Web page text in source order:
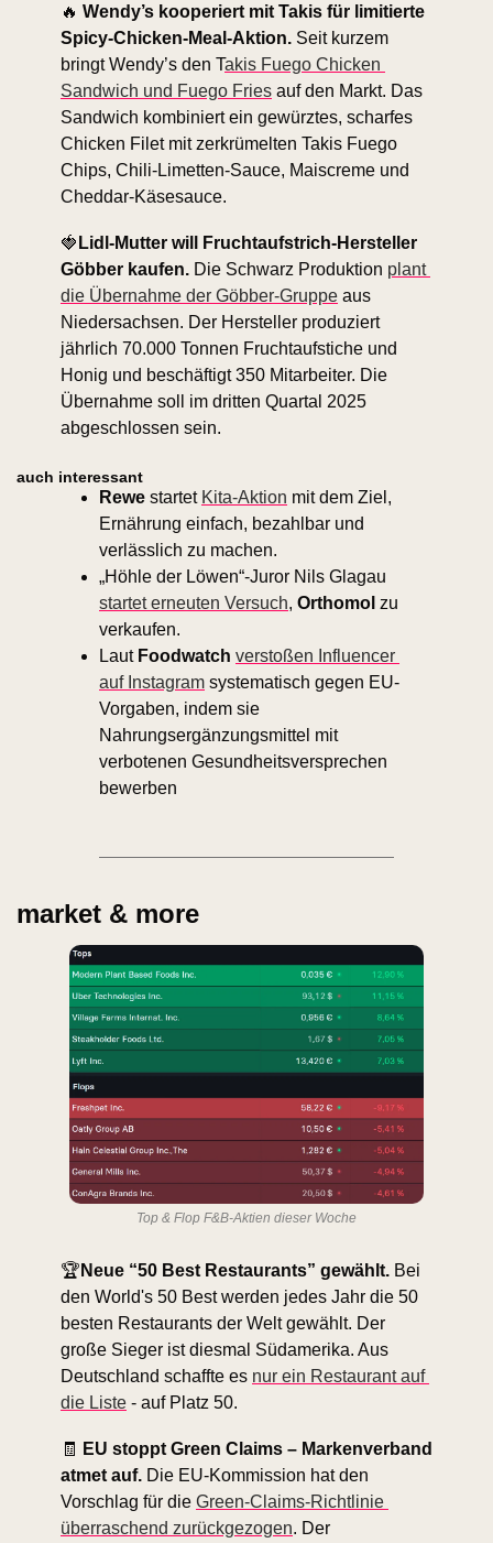
🔥 Wendy’s kooperiert mit Takis für limitierte
Spicy-Chicken-Meal-Aktion. Seit kurzem
bringt Wendy’s den Takis Fuego Chicken
Sandwich und Fuego Fries auf den Markt. Das
Sandwich kombiniert ein gewürztes, scharfes
Chicken Filet mit zerkrümelten Takis Fuego
Chips, Chili-Limetten-Sauce, Maiscreme und
Cheddar-Käsesauce.
🍓 Lidl-Mutter will Fruchtaufstrich-Hersteller
Göbber kaufen. Die Schwarz Produktion plant
die Übernahme der Göbber-Gruppe aus
Niedersachsen. Der Hersteller produziert
jährlich 70.000 Tonnen Fruchtaufstiche und
Honig und beschäftigt 350 Mitarbeiter. Die
Übernahme soll im dritten Quartal 2025
abgeschlossen sein.
auch interessant
Rewe startet Kita-Aktion mit dem Ziel,
Ernährung einfach, bezahlbar und
verlässlich zu machen.
startet erneuten Versuch, Orthomol zu
verkaufen.
Laut Foodwatch verstoßen Influencer
auf Instagram systematisch gegen EU-
Vorgaben, indem sie
Nahrungsergänzungsmittel mit
verbotenen Gesundheitsversprechen
bewerben
market & more
Top & Flop F&B-Aktien dieser Woche
🏆 Neue “50 Best Restaurants” gewählt. Bei
den World's 50 Best werden jedes Jahr die 50
besten Restaurants der Welt gewählt. Der
große Sieger ist diesmal Südamerika. Aus
Deutschland schaffte es nur ein Restaurant auf
die Liste - auf Platz 50.
🧾
EU stoppt Green Claims – Markenverband
atmet auf. Die EU-Kommission hat den
Vorschlag für die Green-Claims-Richtlinie
überraschend zurückgezogen. Der